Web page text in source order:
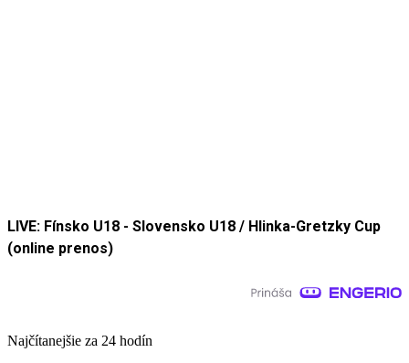
LIVE: Fínsko U18 - Slovensko U18 / Hlinka-Gretzky Cup
(online prenos)
Najčítanejšie za 24 hodín